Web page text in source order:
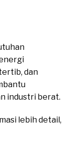
dan
industri berat.
lebih detail,